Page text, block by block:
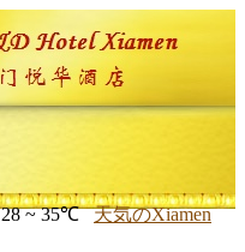
28 ~ 35℃ 天気のXiamen